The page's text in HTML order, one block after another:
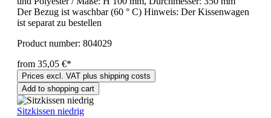
Der Bezug ist waschbar (60 ° C) Hinweis: Der Kissenwagen
ist separat zu bestellen
Product number: 804029
from 35,05 €*
Prices excl. VAT plus shipping costs
Add to shopping cart
Sitzkissen niedrig